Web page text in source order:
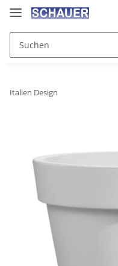
Italien Design